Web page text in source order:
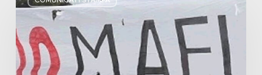
Regione
Lombardia
pratica
l’antimafia
solo